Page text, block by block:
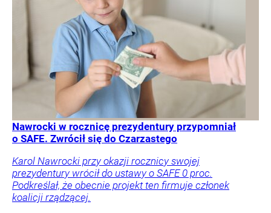
Nawrocki w rocznicę prezydentury przypomniał
o SAFE. Zwrócił się do Czarzastego
Karol Nawrocki przy okazji rocznicy swojej
prezydentury wrócił do ustawy o SAFE 0 proc.
Podkreślał, że obecnie projekt ten firmuje członek
koalicji rządzącej.